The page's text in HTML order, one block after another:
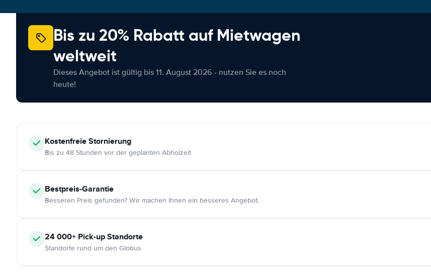
Bis zu 20% Rabatt auf Mietwagen
weltweit
Dieses Angebot ist gültig bis 11. August 2026 - nutzen Sie es noch
heute!
KostenfreieStornierung
Bis zu 48 Stunden vor der geplanten Abholzeit
Bestpreis-Garantie
Besseren Preis gefunden? Wir machen Ihnen ein besseres Angebot.
24 000+ Pick-up Standorte
Standorte rund um den Globus